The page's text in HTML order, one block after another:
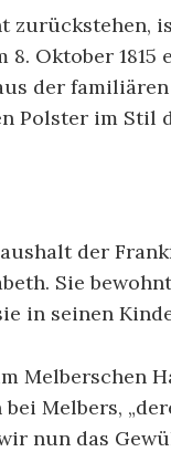
zurückstehen,
Oktober
der
Polster im Stil
der
Sie
in seinen
Melberschen
bei Melbers,
nun das